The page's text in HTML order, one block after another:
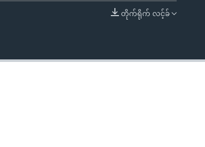
EMBED
တိုက်ရိုက် လင့်ခ်